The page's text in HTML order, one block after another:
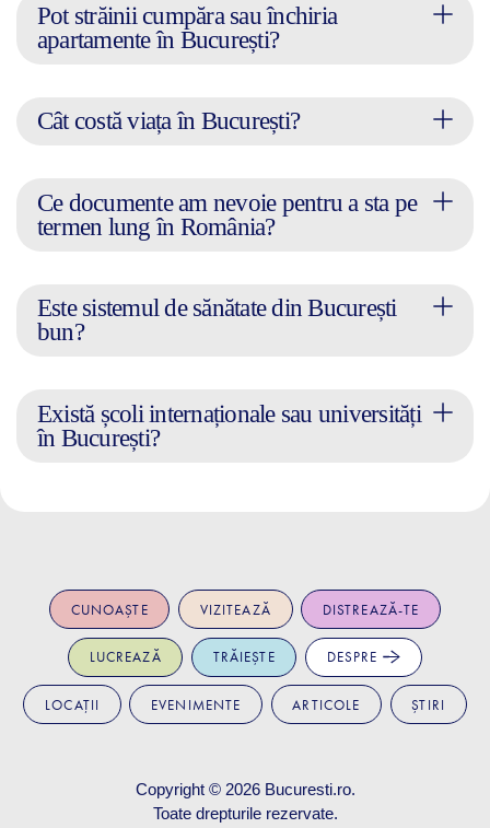
Pot străinii cumpăra sau închiria
apartamente în București?
Cât costă viața în București?
Ce documente am nevoie pentru a sta pe
termen lung în România?
Este sistemul de sănătate din București
bun?
Există școli internaționale sau universități
în București?
CUNOAȘTE VIZITEAZĂ DISTREAZĂ-TE
LUCREAZĂ TRĂIEȘTE DESPRE
LOCAȚII EVENIMENTE ARTICOLE ȘTIRI
Copyright © 2026 Bucuresti.ro.
Toate drepturile rezervate.